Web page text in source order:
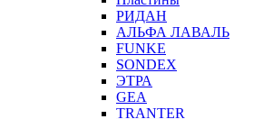
РИДАН
АЛЬФА ЛАВАЛЬ
FUNKE
SONDEX
ЭТРА
GEA
TRANTER